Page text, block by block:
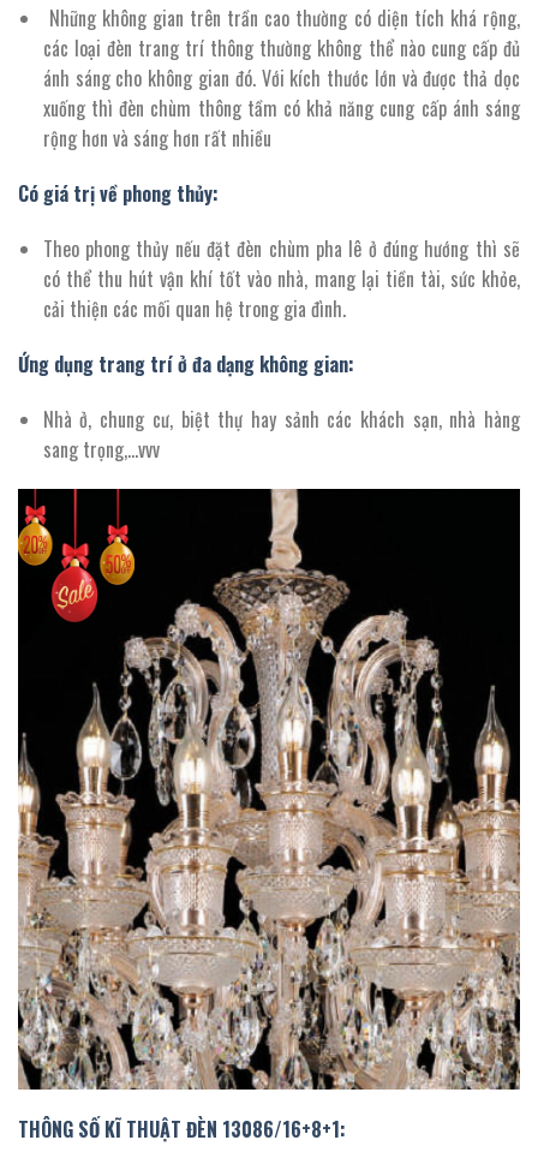
Những không gian trên trần cao thường có diện tích khá rộng,
các loại đèn trang trí thông thường không thể nào cung cấp đủ
ánh sáng cho không gian đó. Với kích thước lớn và được thả dọc
xuống thì đèn chùm thông tầm có khả năng cung cấp ánh sáng
rộng hơn và sáng hơn rất nhiều
Có giá trị về phong thủy:
Theo phong thủy nếu đặt đèn chùm pha lê ở đúng hướng thì sẽ
có thể thu hút vận khí tốt vào nhà, mang lại tiền tài, sức khỏe,
cải thiện các mối quan hệ trong gia đình.
Ứng dụng trang trí ở đa dạng không gian:
Nhà ở, chung cư, biệt thự hay sảnh các khách sạn, nhà hàng
sang trọng,…vvv
THÔNG SỐ KĨ THUẬT ĐÈN 13086/16+8+1: